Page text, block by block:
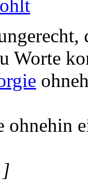
Worte
ohnehin
]